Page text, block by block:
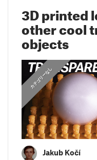
3D printed
other cool
objects
カテゴリーなし
Jakub Kočí